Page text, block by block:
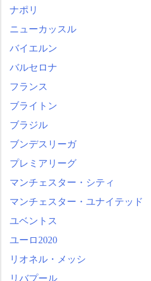
ナポリ
ニューカッスル
バイエルン
バルセロナ
フランス
ブライトン
ブラジル
ブンデスリーガ
プレミアリーグ
マンチェスター・シティ
マンチェスター・ユナイテッド
ユベントス
ユーロ2020
リオネル・メッシ
リバプール